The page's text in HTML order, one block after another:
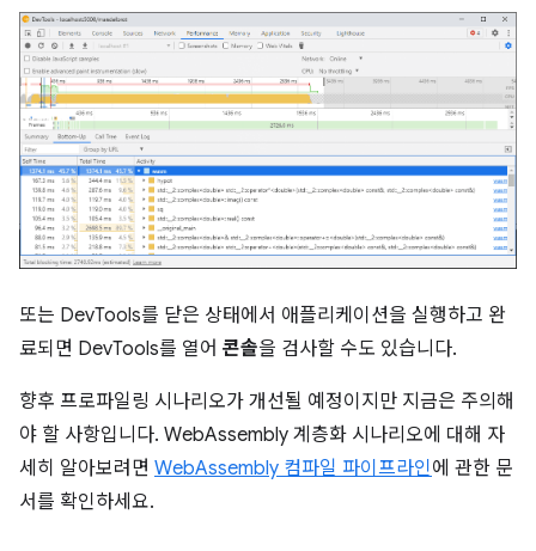
또는 DevTools를 닫은 상태에서 애플리케이션을 실행하고 완
료되면 DevTools를 열어 콘솔을 검사할 수도 있습니다.
향후 프로파일링 시나리오가 개선될 예정이지만 지금은 주의해
야 할 사항입니다. WebAssembly 계층화 시나리오에 대해 자
세히 알아보려면 WebAssembly 컴파일 파이프라인에 관한 문
서를 확인하세요.